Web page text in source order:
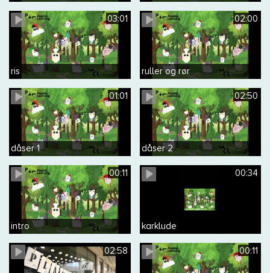
03:01
ris
02:00
ruller og rør
01:01
dåser 1
02:50
dåser 2
00:11
intro
00:34
karklude
02:58 00:11